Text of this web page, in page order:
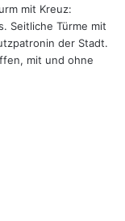
mit Kreuz:
Seitliche Türme mit
der Stadt.
mit und ohne